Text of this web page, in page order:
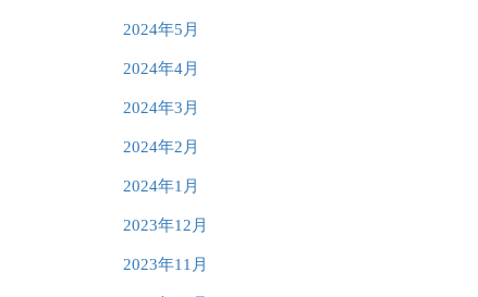
2024年5月
2024年4月
2024年3月
2024年2月
2024年1月
2023年12月
2023年11月